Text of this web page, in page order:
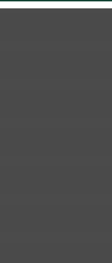
Edges Internal 4
Box